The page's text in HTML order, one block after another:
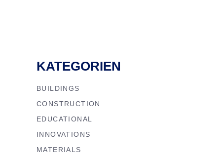
KATEGORIEN
BUILDINGS
CONSTRUCTION
EDUCATIONAL
INNOVATIONS
MATERIALS